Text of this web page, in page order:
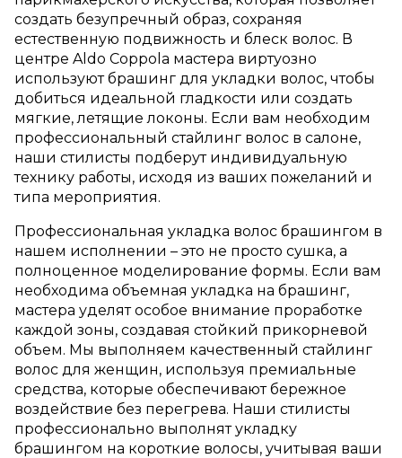
создать безупречный образ, сохраняя
естественную подвижность и блеск волос. В
центре Aldo Coppola мастера виртуозно
используют брашинг для укладки волос, чтобы
добиться идеальной гладкости или создать
мягкие, летящие локоны. Если вам необходим
профессиональный стайлинг волос в салоне,
наши стилисты подберут индивидуальную
технику работы, исходя из ваших пожеланий и
типа мероприятия.
Профессиональная укладка волос брашингом в
нашем исполнении – это не просто сушка, а
полноценное моделирование формы. Если вам
необходима объемная укладка на брашинг,
мастера уделят особое внимание проработке
каждой зоны, создавая стойкий прикорневой
объем. Мы выполняем качественный стайлинг
волос для женщин, используя премиальные
средства, которые обеспечивают бережное
воздействие без перегрева. Наши стилисты
профессионально выполнят укладку
брашингом на короткие волосы, учитывая ваши